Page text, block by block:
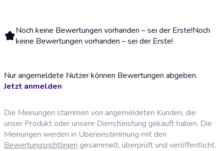
Noch keine Bewertungen vorhanden – sei der Erste!Noch
keine Bewertungen vorhanden – sei der Erste!
Nur angemeldete Nutzer können Bewertungen abgeben.
Jetzt anmelden
Die Meinungen stammen von angemeldeten Kunden, die
unser Produkt oder unsere Dienstleistung gekauft haben. Die
Meinungen werden in Übereinstimmung mit den
Bewertungsrichtlinien gesammelt, überprüft und veröffentlicht.